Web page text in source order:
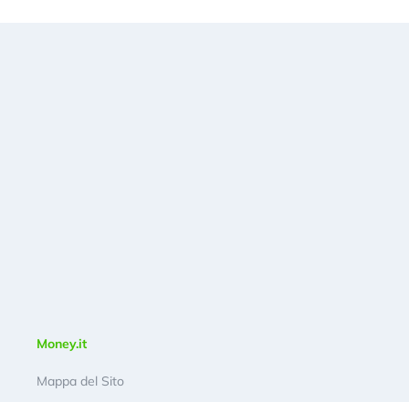
Money.it
Mappa del Sito